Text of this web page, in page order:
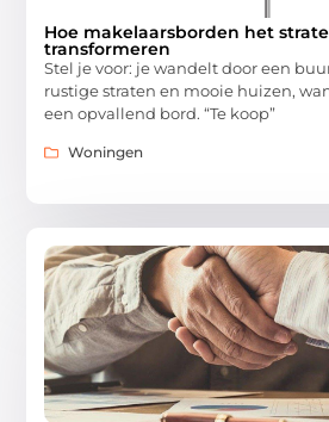
Hoe makelaarsborden het
transformeren
Stel je voor: je wandelt door een
rustige straten en mooie huizen,
een opvallend bord. “Te koop”
Woningen